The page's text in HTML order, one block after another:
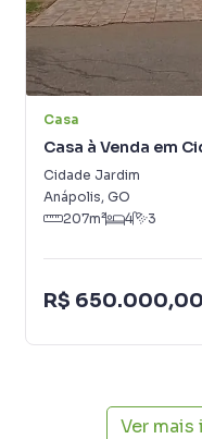
time de
central de
proprietários e
Casa
Casa à Venda em
Cidade Jardim
Anápolis, GO
207m² 4 3
R$ 650.000,00
Ver mais